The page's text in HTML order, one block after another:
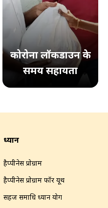
कोरोना लॉकडाउन के
समय सहायता
ध्यान
हैप्पीनेस प्रोग्राम
हैप्पीनेस प्रोग्राम फॉर यूथ
सहज समाधि ध्यान योग